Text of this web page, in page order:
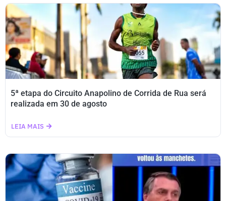
5ª etapa do Circuito Anapolino de Corrida de Rua será
realizada em 30 de agosto
LEIA MAIS